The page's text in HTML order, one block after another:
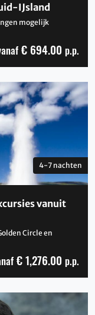
IJsland
mogelijk
€ 694.00 p.p.
vanuit
Circle en
4-7 nachten
€ 1,276.00 p.p.